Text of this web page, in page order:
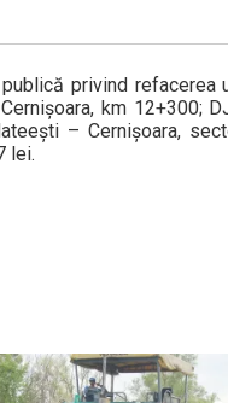
privind
km 12+300;
– Cernișoara,
lei.